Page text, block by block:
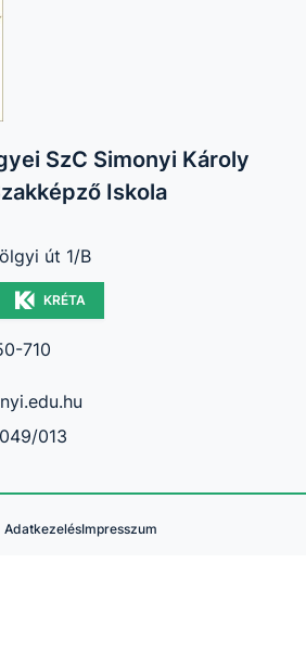
SzC Simonyi Károly
Iskola
út 1/B
KRÉTA
710
013
AdatkezelésImpresszum